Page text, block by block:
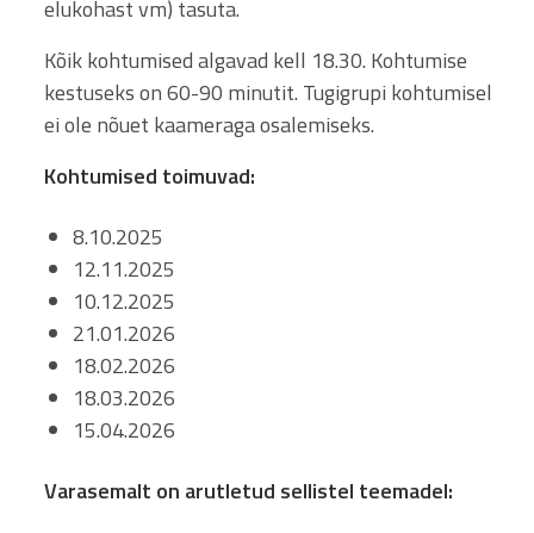
elukohast vm) tasuta.
Kõik kohtumised algavad kell 18.30. Kohtumise
kestuseks on 60-90 minutit. Tugigrupi kohtumisel
ei ole nõuet kaameraga osalemiseks.
Kohtumised toimuvad:
8.10.2025
12.11.2025
10.12.2025
21.01.2026
18.02.2026
18.03.2026
15.04.2026
Varasemalt on arutletud sellistel teemadel: